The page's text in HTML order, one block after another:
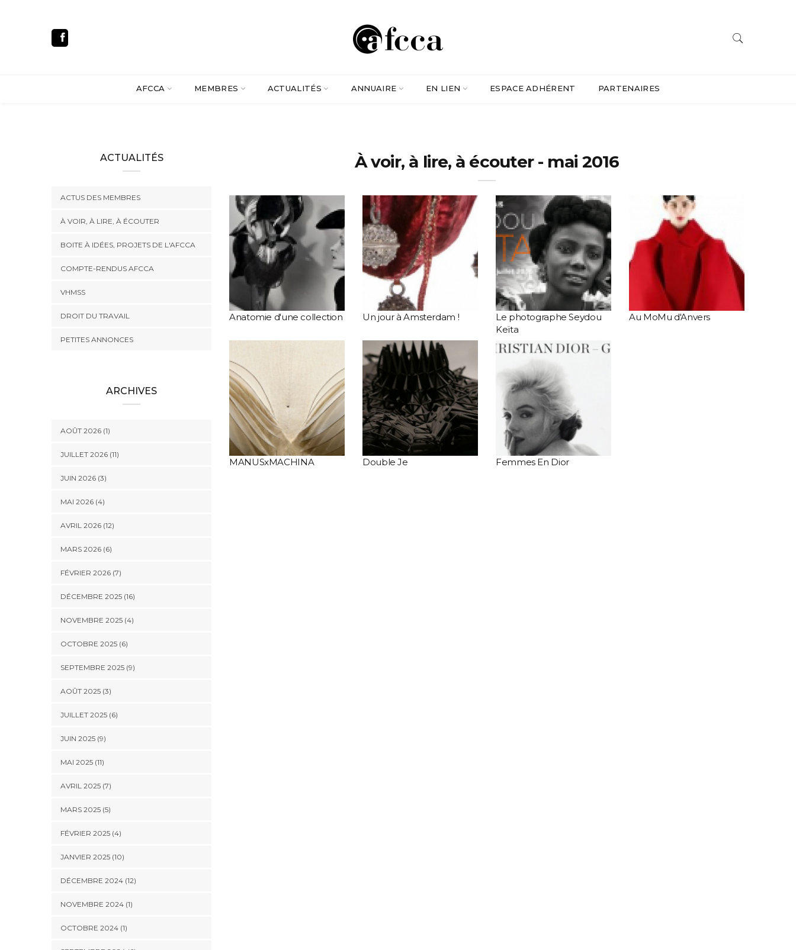
AFCCA MEMBRES ACTUALITÉS ANNUAIRE EN LIEN ESPACE ADHÉRENT PARTENAIRES
À voir, à lire, à écouter - mai 2016
Anatomie d'une collection Un jour à Amsterdam !
Le photographe Seydou
Keïta
Au MoMu d'Anvers
MANUSxMACHINA Double Je Femmes En Dior
ACTUALITÉS
ACTUS DES MEMBRES
À VOIR, À LIRE, À ÉCOUTER
BOITE À IDÉES, PROJETS DE L'AFCCA
COMPTE-RENDUS AFCCA
VHMSS
DROIT DU TRAVAIL
PETITES ANNONCES
ARCHIVES
AOÛT 2026 (1)
JUILLET 2026 (11)
JUIN 2026 (3)
MAI 2026 (4)
AVRIL 2026 (12)
MARS 2026 (6)
FÉVRIER 2026 (7)
DÉCEMBRE 2025 (16)
NOVEMBRE 2025 (4)
OCTOBRE 2025 (6)
SEPTEMBRE 2025 (9)
AOÛT 2025 (3)
JUILLET 2025 (6)
JUIN 2025 (9)
MAI 2025 (11)
AVRIL 2025 (7)
MARS 2025 (5)
FÉVRIER 2025 (4)
JANVIER 2025 (10)
DÉCEMBRE 2024 (12)
NOVEMBRE 2024 (1)
OCTOBRE 2024 (1)